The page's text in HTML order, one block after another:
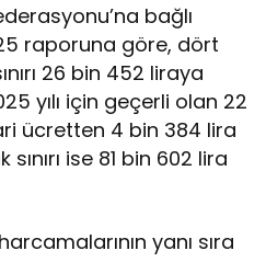
bağlı
raporuna göre, dört
26 bin 452 liraya
yılı için geçerli olan 22
ücretten 4 bin 384 lira
ise 81 bin 602 lira
yanı sıra